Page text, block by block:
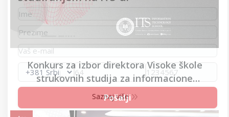
Konkurs za izbor direktora Visoke škole
strukovnih studija za informacione
tehnologije – ITS
Saznaj više